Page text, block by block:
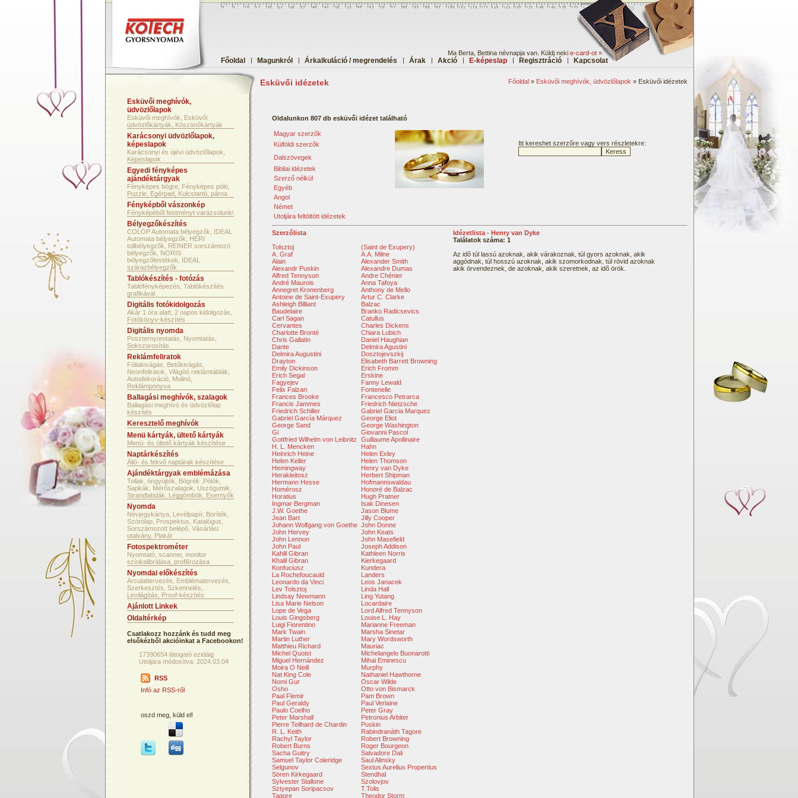
Ma Berta, Bettina névnapja van. Küldj nekie-card-ot »
Főoldal | Magunkról | Árkalkuláció / megrendelés | Árak | Akció | E-képeslap | Regisztráció | Kapcsolat
Esküvői idézetek Főoldal » Esküvői meghívók, üdvözlőlapok » Esküvői idézetek
Esküvői meghívók,
üdvözlőlapok
Esküvői meghívók, Esküvői
üdvözlőkártyák, Köszönőkártyák
Karácsonyi üdvözlőlapok,
képeslapok
Karácsonyi és újévi üdvözlőlapok,
Képeslapok
Egyedi fényképes
ajándéktárgyak
Fényképes bögre, Fényképes póló,
Puzzle, Egérpad, Kulcstartó, párna
Fényképből vászonkép
Fényképéből festményt varázsolunk!
Bélyegzőkészítés
COLOP Automata bélyegzők, IDEAL
Automata bélyegzők, HERI
tollbélyegzők, REINER sorszámozó
bélyegzők, NORIS
bélyegzőfestékek, IDEAL
szárazbélyegzők
Tablókészítés - fotózás
Tablófényképezés, Tablókészítés
grafikával
Digitális fotókidolgozás
Akár 1 óra alatt, 2 napos kidolgozás,
Fotókönyv-készítés
Digitális nyomda
Poszternyomtatás, Nyomtatás,
Sokszorosítás
Reklámfeliratok
Fóliakivágás, Betűkivágás,
Neonfeliratok, Világító reklámtáblák,
Autodekoráció, Molinó,
Reklámponyva
Ballagási meghívók, szalagok
Ballagási meghívó és üdvözlőlap
készítés
Keresztelő meghívók
Menü kártyák, ültető kártyák
Menü- és ültető kártyák készítése
Naptárkészítés
Álló- és fekvő naptárak készítése
Ajándéktárgyak emblémázása
Tollak, öngyújtók, Bögrék ,Pólók,
Sapkák, Mérőszalagok, Uszógumik,
Strandlabdák, Léggömbök, Esernyők
Nyomda
Névjegykártya, Levélpapír, Boríték,
Szórólap, Prospektus, Katalógus,
Sorszámozott belépő, Vásárlási
utalvány, Plakát
Fotospektrométer
Nyomtató, scanner, monitor
színkalibrálása, profilírozása
Nyomdai előkészítés
Arculattervezés, Emblématervezés,
Szerkesztés, Szkennelés,
Levilágítás, Proof-készítés
Ajánlott Linkek
Oldaltérkép
Csatlakozz hozzánk és tudd meg
elsőkézből akcióinkat a Facebookon!
17390654 látogató ezidáig
Utoljára módosítva: 2024.03.04
RSS
Infó az RSS-ről
oszd meg, küld el!
Oldalunkon 807 db esküvői idézet található
Magyar szerzők
Külföldi szerzők
Itt kereshet szerzőre vagy vers részletekre:
Dalszövegek
Bibliai idézetek
Szerző nélkül
Egyéb
Angol
Német
Utoljára feltöltött idézetek
Szerzőlista
Tolsztoj
(Saint de Exupery)
A. Graf
A.A. Milne
Alain
Alexander Smith
Alexandr Puskin
Alexandre Dumas
Alfred Tennyson
Andre Chénier
André Maurois
Anna Tafoya
Annegret Kronenberg
Anthony de Mello
Antoine de Saint-Exupery
Artur C. Clarke
Ashleigh Billiant
Balzac
Baudelaire
Branko Radicsevics
Carl Sagan
Catullus
Cervantes
Charles Dickens
Charlotte Bronté
Chiara Lubich
Chris Gallatin
Daniel Haughian
Dante
Delmira Agustini
Delmira Augustini
Dosztojevszkij
Drayton
Elisabeth Barrett Browning
Emily Dickinson
Erich Fromm
Erich Segal
Erskine
Fagyejev
Fanny Lewald
Felix Falzari
Fontenelle
Frances Brooke
Francesco Petrarca
Francis Jammes
Friedrich Nietzsche
Friedrich Schiller
Gabriel Garcia Marquez
Gabriel García Márquez
George Eliot
George Sand
George Washington
Gi
Giovanni Pascol
Gottfried Wilhelm von Leibnitz
Guillaume Apollinaire
H. L. Mencken
Hahn
Heinrich Heine
Helen Exley
Helen Keller
Helen Thomson
Hemingway
Henry van Dyke
Herakleitosz
Herbert Shipman
Hermann Hesse
Hofmannswaldau
Homérosz
Honoré de Balzac
Horatius
Hugh Pratner
Ingmar Bergman
Isak Dinesen
J.W. Goethe
Jason Blume
Jean Bart
Jilly Cooper
Johann Wolfgang von Goethe John Donne
John Hervey
John Keats
John Lennon
John Masefield
John Paul
Joseph Addison
Kahlil Gibran
Kathleen Norris
Khalil Gibran
Kierkegaard
Konfuciusz
Kundera
La Rochefoucauld
Landers
Leonardo da Vinci
Leos Janacek
Lev Tolsztoj
Linda Hall
Lindsay Newmann
Ling Yutang
Lisa Marie Nelson
Locardaire
Lope de Vega
Lord Alfred Tennyson
Louis Gingsberg
Louise L. Hay
Luigi Fiorentino
Marianne Freeman
Mark Twain
Marsha Sinetar
Martin Luther
Mary Wordsworth
Matthieu Richard
Mauriac
Michel Quoist
Michelangelo Buonarotti
Miguel Hernández
Mihai Eminescu
Moira O Neill
Murphy
Nat King Cole
Nathaniel Hawthorne
Nomi Gur
Oscar Wilde
Osho
Otto von Bismarck
Paal Flemir
Pam Brown
Paul Geraldy
Paul Verlaine
Paulo Coelho
Peter Gray
Peter Marshall
Petronius Arbiter
Pierre Teilhard de Chardin
Puskin
R. L. Keith
Rabindranáth Tagore
Rachyl Taylor
Robert Browning
Robert Burns
Roger Bourgeon
Sacha Guitry
Salvadore Dali
Samuel Taylor Coleridge
Saul Alinsky
Selgunov
Sextus Aurelius Propertius
Sören Kirkegaard
Stendhal
Sylvester Stallone
Szolovjov
Sztyepan Soripacsov
T.Tolis
Tagore
Theodor Storm
Idézetlista - Henry van Dyke
Találatok száma: 1
Az idõ túl lassú azoknak, akik várakoznak, túl gyors azoknak, akik
aggódnak, túl hosszú azoknak, akik szomorkodnak, túl rövid azoknak
akik örvendeznek, de azoknak, akik szeretnek, az idõ örök.